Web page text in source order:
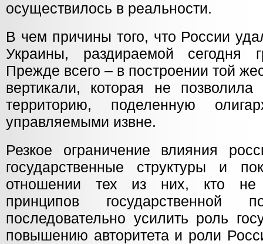
осуществилось в реальности.
В чем причины того, что России
Украины, раздираемой сегодня
Прежде всего – в построении той
вертикали, которая не позволила
территорию, поделенную
управляемыми извне.
Резкое ограничение влияния
государственные структуры и
отношении тех из них, кто не
принципов государственной
последовательно усилить роль
повышению авторитета и роли